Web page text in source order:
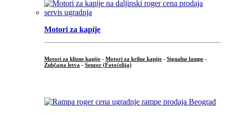
Motori za kapije
Motori za klizne kapije - Motori za krilne kapije - Signalne lampe -
Zubčasta letva - Senzor (Fotoćelija)